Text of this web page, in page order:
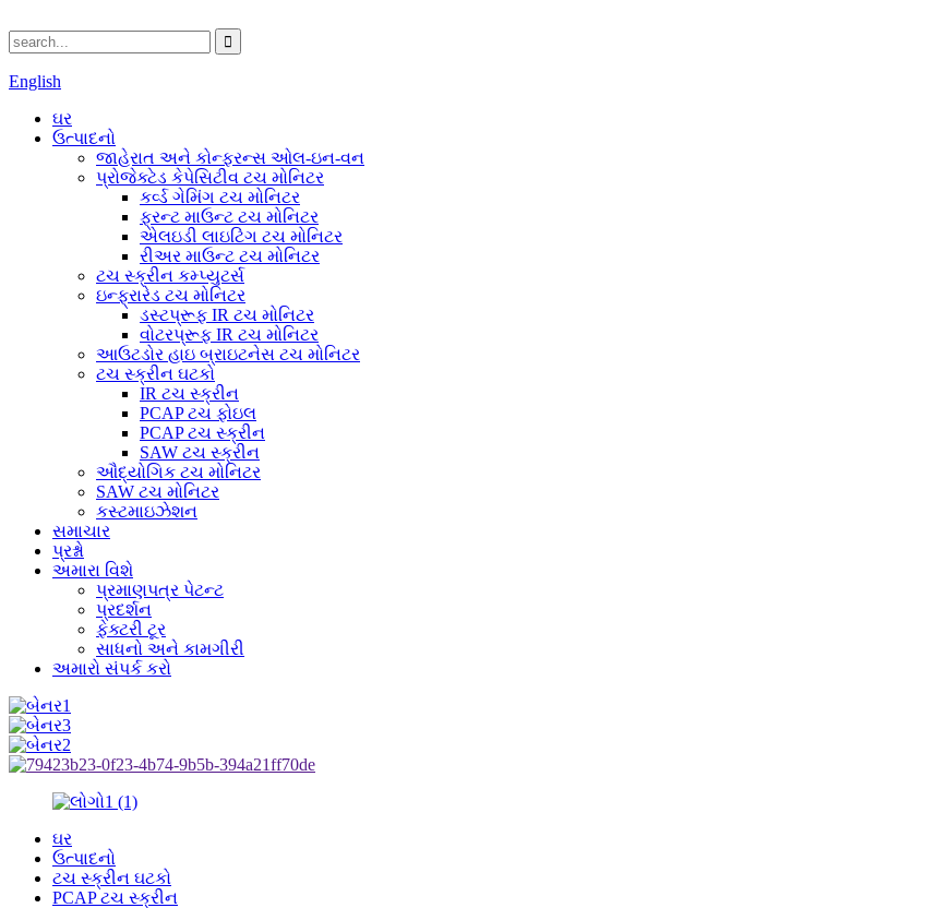
English
ઘર
ઉત્પાદનો
જાહેરાત અને કોન્ફરન્સ ઓલ-ઇન-વન
પ્રોજેક્ટેડ કેપેસિટીવ ટચ મોનિટર
કર્વ્ડ ગેમિંગ ટચ મોનિટર
ફ્રન્ટ માઉન્ટ ટચ મોનિટર
એલઇડી લાઇટિંગ ટચ મોનિટર
રીઅર માઉન્ટ ટચ મોનિટર
ટચ સ્ક્રીન કમ્પ્યુટર્સ
ઇન્ફ્રારેડ ટચ મોનિટર
ડસ્ટપ્રૂફ IR ટચ મોનિટર
વોટરપ્રૂફ IR ટચ મોનિટર
આઉટડોર હાઇ બ્રાઇટનેસ ટચ મોનિટર
ટચ સ્ક્રીન ઘટકો
IR ટચ સ્ક્રીન
PCAP ટચ ફોઇલ
PCAP ટચ સ્ક્રીન
SAW ટચ સ્ક્રીન
ઔદ્યોગિક ટચ મોનિટર
SAW ટચ મોનિટર
કસ્ટમાઇઝેશન
સમાચાર
પ્રશ્નો
અમારા વિશે
પ્રમાણપત્ર પેટન્ટ
પ્રદર્શન
ફેક્ટરી ટૂર
સાધનો અને કામગીરી
અમારો સંપર્ક કરો
ઘર
ઉત્પાદનો
ટચ સ્ક્રીન ઘટકો
PCAP ટચ સ્ક્રીન